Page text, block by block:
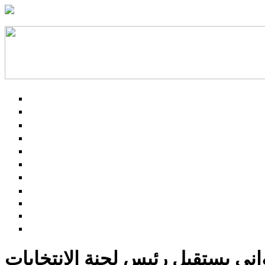
يستقبل رئيس لجنة الانتخابات